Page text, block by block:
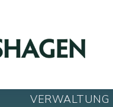
VERWALTUNG